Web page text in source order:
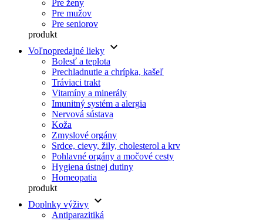
Pre ženy
Pre mužov
Pre seniorov
produkt
Voľnopredajné lieky keyboard_arrow_down
Bolesť a teplota
Prechladnutie a chrípka, kašeľ
Tráviaci trakt
Vitamíny a minerály
Imunitný systém a alergia
Nervová sústava
Koža
Zmyslové orgány
Srdce, cievy, žily, cholesterol a krv
Pohlavné orgány a močové cesty
Hygiena ústnej dutiny
Homeopatia
produkt
Doplnky výživy keyboard_arrow_down
Antiparazitiká